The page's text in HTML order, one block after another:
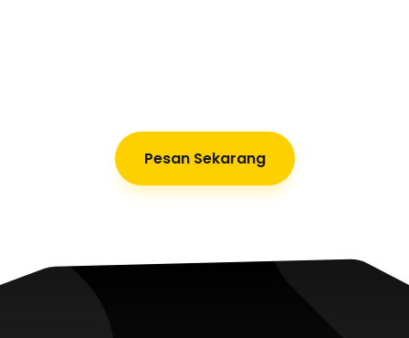
Pesan Sekarang